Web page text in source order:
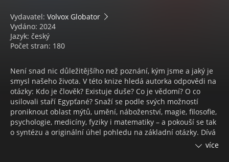
Vydavatel: Volvox Globator
Vydáno: 2024
Jazyk: český
Počet stran: 180
Není snad nic důležitějšího než poznání, kým jsme a jaký je
smysl našeho života. V této knize hledá autorka odpovědi na
otázky: Kdo je člověk? Existuje duše? Co je vědomí? O co
usilovali staří Egypťané? Snaží se podle svých možností
proniknout oblast mýtů, umění, náboženství, magie, filosofie,
psychologie, medicíny, fyziky i matematiky – a pokouší se tak
o syntézu a originální úhel pohledu na základní otázky. Dívá
se z pozice nezaujatého, zvídavého člověka, který se celý více